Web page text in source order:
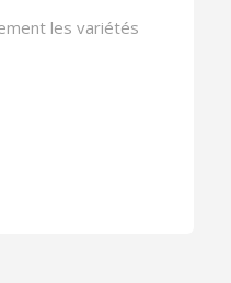
les variétés